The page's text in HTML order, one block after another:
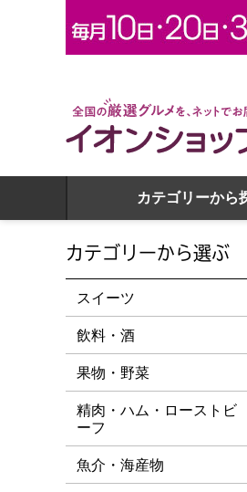
全国の厳選グルメを、ネットでお届
カテゴリーから
カテゴリーから選ぶ
スイーツ
飲料・酒
果物・野菜
精肉・ハム・ローストビ
ーフ
魚介・海産物